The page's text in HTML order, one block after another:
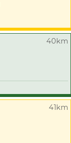
40km
41km